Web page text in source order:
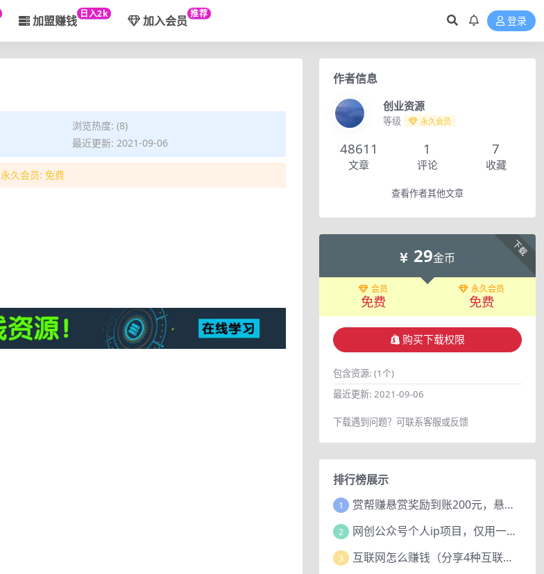
加盟赚钱 日入2k 加入会员 推荐
登录
浏览热度: (8)
最近更新: 2021-09-06
永久会员: 免费
作者信息
创业资源
等级 永久会员
48611
文章
1
评论
7
收藏
查看作者其他文章
下载
29金币
会员
免费
永久会员
免费
购买下载权限
包含资源: (1个)
最近更新: 2021-09-06
下载遇到问题？可联系客服或反馈
排行榜展示
1 赏帮赚悬赏奖励到账200元，悬赏任务多劳多得，人人可做。
2 网创公众号个人ip项目，仅用一篇文章做到全网引流！
3 互联网怎么赚钱（分享4种互联网赚钱模式）